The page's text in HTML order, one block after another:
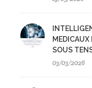
MEDICAUX
SOUS
03/03/2026